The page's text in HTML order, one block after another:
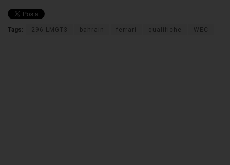
Tags: 296 LMGT3 bahrain ferrari qualifiche WEC